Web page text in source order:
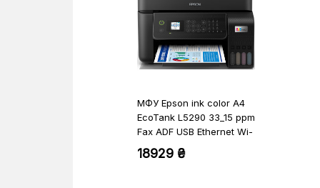
МФУ Epson ink color A4
EcoTank L5290 33_15 ppm
Fax ADF USB Ethernet Wi-
Fi 4 inks (C11CJ65407)
18929 ₴